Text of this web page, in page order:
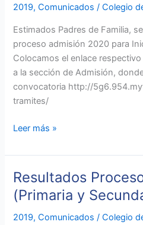
2019,Comunicados /Colegio
Estimados Padres de Familia,
proceso admisión 2020 para
Colocamos el enlace
a la sección de Admisión,
convocatoria http://
tramites/
2020
y
Leer más »
Resultados
(Primaria y
2019,Comunicados /Colegio
Resultados
Proceso
Admisión
2020